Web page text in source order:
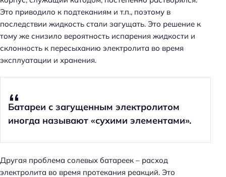
Это приводило к подтеканиям и т.п., поэтому в
последствии жидкость стали загущать. Это решение к
тому же снизило вероятность испарения жидкости и
склонность к пересыханию электролита во время
эксплуатации и хранения.
Батареи с загущенным электролитом
иногда называют «сухими элементами».
Другая проблема солевых батареек – расход
электролита во время протекания реакций. Это